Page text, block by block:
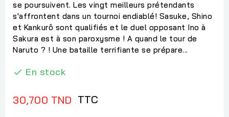
se poursuivent. Les vingt meilleurs prétendants
s'affrontent dans un tournoi endiablé! Sasuke, Shino
et Kankurô sont qualifiés et le duel opposant Ino à
Sakura est à son paroxysme ! A quand le tour de
Naruto ? ! Une bataille terrifiante se prépare...
 En stock
30,700 TND TTC